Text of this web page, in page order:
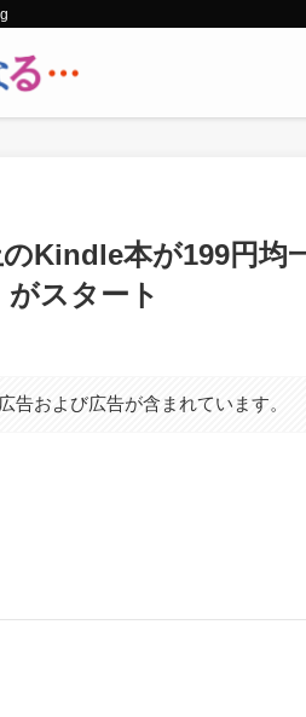
のKindle本が199円
スタート
告および広告が含まれています。